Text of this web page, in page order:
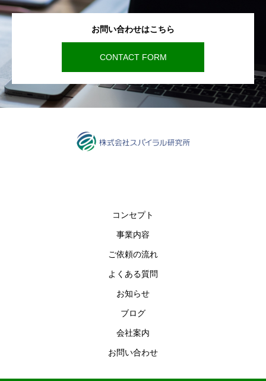
お問い合わせはこちら
CONTACT FORM
コンセプト
事業内容
ご依頼の流れ
よくある質問
お知らせ
ブログ
会社案内
お問い合わせ